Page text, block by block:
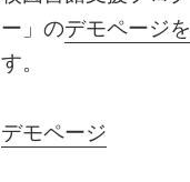
ー」のデモページ
す。
デモページ